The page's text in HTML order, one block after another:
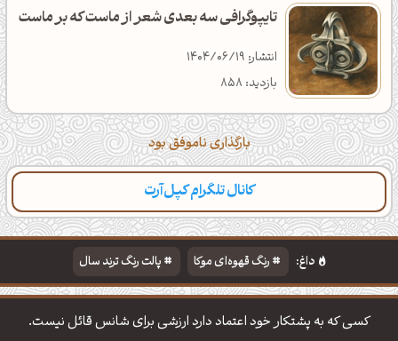
تایپوگرافی سه بعدی شعر از ماست که بر ماست
انتشار: 1404/06/19
بازدید: 858
بارگذاری ناموفق بود
کانال تلگرام کپل‌آرت
دسته‌بندی مطالب تازه تایپوگرافی پالت‌ها
داغ: رنگ قهوه‌ای موکا
پالت رنگ ترند سال
دانلود والپیپر مذهبی
تایپوگرافی شعر مولانا
کسی که به پشتکار خود اعتماد دارد ارزشی برای شانس قائل نیست.